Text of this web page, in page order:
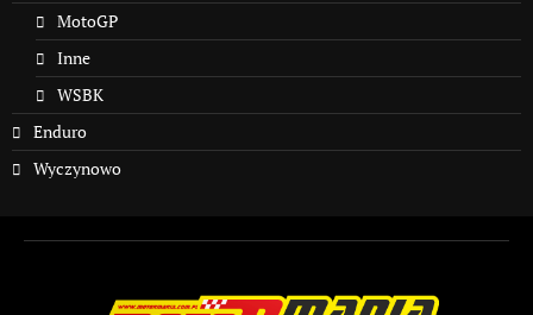
MotoGP
Inne
WSBK
Enduro
Wyczynowo